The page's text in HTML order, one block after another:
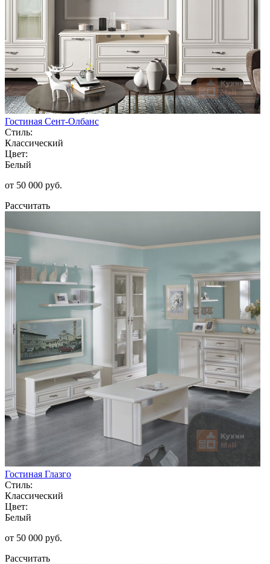
Гостиная Сент-Олбанс
Стиль:
Классический
Цвет:
Белый
от 50 000 руб.
Рассчитать
Гостиная Глазго
Стиль:
Классический
Цвет:
Белый
от 50 000 руб.
Рассчитать